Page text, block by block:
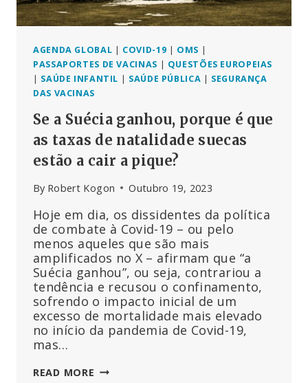
AGENDA GLOBAL | COVID-19 | OMS |
PASSAPORTES DE VACINAS | QUESTÕES EUROPEIAS
| SAÚDE INFANTIL | SAÚDE PÚBLICA | SEGURANÇA
DAS VACINAS
Se a Suécia ganhou, porque é que
as taxas de natalidade suecas
estão a cair a pique?
By Robert Kogon Outubro 19, 2023
Hoje em dia, os dissidentes da política
de combate à Covid-19 – ou pelo
menos aqueles que são mais
amplificados no X – afirmam que “a
Suécia ganhou”, ou seja, contrariou a
tendência e recusou o confinamento,
sofrendo o impacto inicial de um
excesso de mortalidade mais elevado
no início da pandemia de Covid-19,
mas…
READ MORE SE